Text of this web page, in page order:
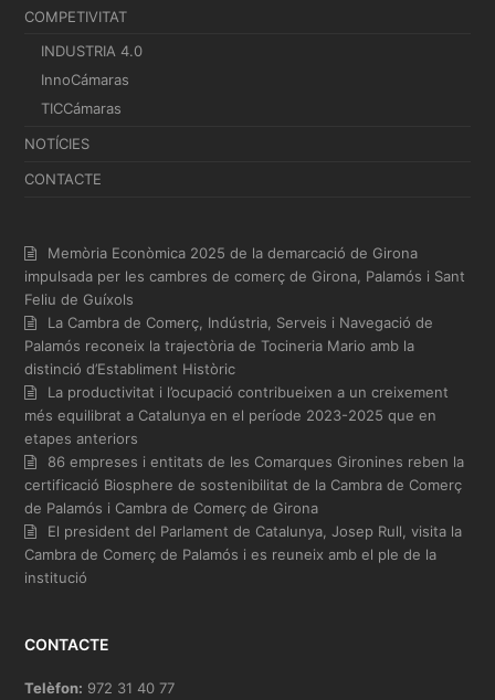
COMPETIVITAT
INDUSTRIA 4.0
InnoCámaras
TICCámaras
NOTÍCIES
CONTACTE
Memòria Econòmica 2025 de la demarcació de Girona
impulsada per les cambres de comerç de Girona, Palamós i Sant
Feliu de Guíxols
La Cambra de Comerç, Indústria, Serveis i Navegació de
Palamós reconeix la trajectòria de Tocineria Mario amb la
distinció d’Establiment Històric
La productivitat i l’ocupació contribueixen a un creixement
més equilibrat a Catalunya en el període 2023-2025 que en
etapes anteriors
86 empreses i entitats de les Comarques Gironines reben la
certificació Biosphere de sostenibilitat de la Cambra de Comerç
de Palamós i Cambra de Comerç de Girona
El president del Parlament de Catalunya, Josep Rull, visita la
Cambra de Comerç de Palamós i es reuneix amb el ple de la
institució
CONTACTE
Telèfon: 972 31 40 77